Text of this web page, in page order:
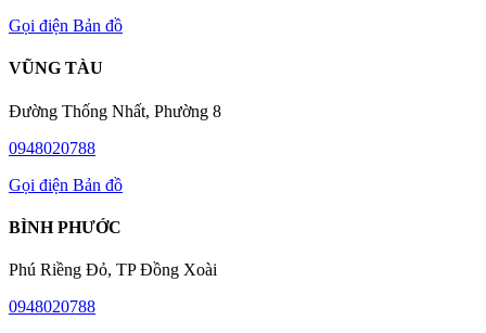
Gọi điện Bản đồ
VŨNG TÀU
Đường Thống Nhất, Phường 8
0948020788
Gọi điện Bản đồ
BÌNH PHƯỚC
Phú Riềng Đỏ, TP Đồng Xoài
0948020788